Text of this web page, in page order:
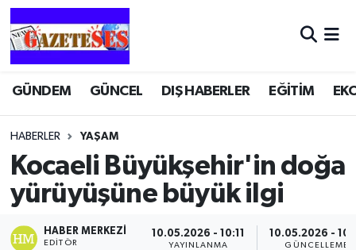
GÜNDEM GÜNCEL DIŞ HABERLER EĞİTİM
HABERLER YAŞAM
Kocaeli Büyükşehir'in doğa
yürüyüşüne büyük ilgi
HABER MERKEZI
EDITÖR
10.05.2026 - 10:11
YAYINLANMA
10.05.2026 -
GÜNCELLEME